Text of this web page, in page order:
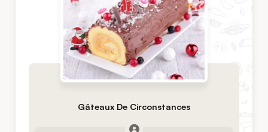
Gâteaux De Circonstances